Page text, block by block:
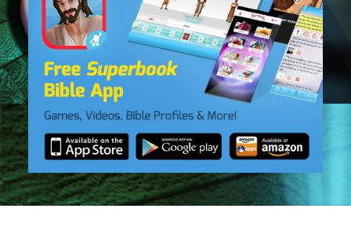
Bible App